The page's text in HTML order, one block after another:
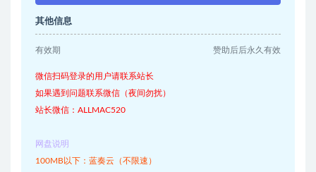
其他信息
有效期 赞助后后永久有效
微信扫码登录的用户请联系站长
如果遇到问题联系微信（夜间勿扰）
站长微信：ALLMAC520
网盘说明
100MB以下：蓝奏云（不限速）